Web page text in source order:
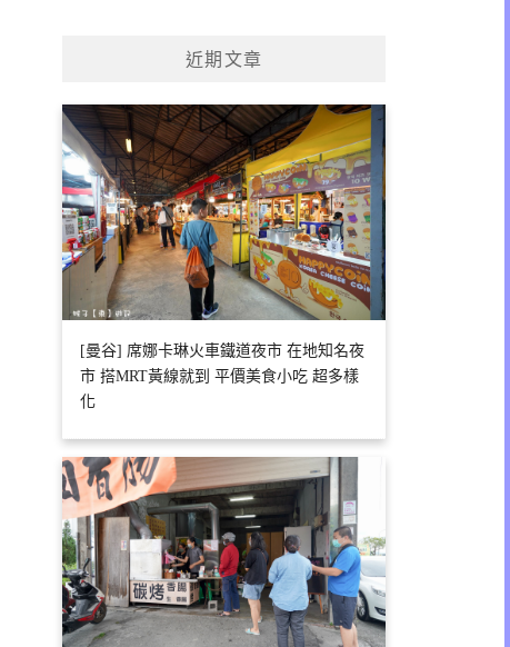
近期文章
[曼谷] 席娜卡琳火車鐵道夜市 在地知名夜
市 搭MRT黃線就到 平價美食小吃 超多樣
化